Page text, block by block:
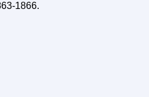
1866.